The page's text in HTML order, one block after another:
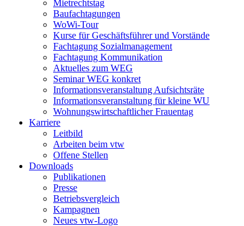
Mietrechtstag
Baufachtagungen
WoWi-Tour
Kurse für Geschäftsführer und Vorstände
Fachtagung Sozialmanagement
Fachtagung Kommunikation
Aktuelles zum WEG
Seminar WEG konkret
Informationsveranstaltung Aufsichtsräte
Informationsveranstaltung für kleine WU
Wohnungswirtschaftlicher Frauentag
Karriere
Leitbild
Arbeiten beim vtw
Offene Stellen
Downloads
Publikationen
Presse
Betriebsvergleich
Kampagnen
Neues vtw-Logo